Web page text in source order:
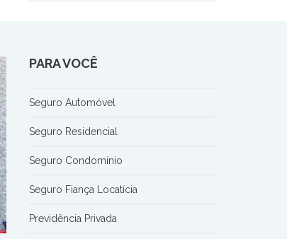
PARA VOCÊ
Seguro Automóvel
Seguro Residencial
Seguro Condomínio
Seguro Fiança Locatícia
Previdência Privada